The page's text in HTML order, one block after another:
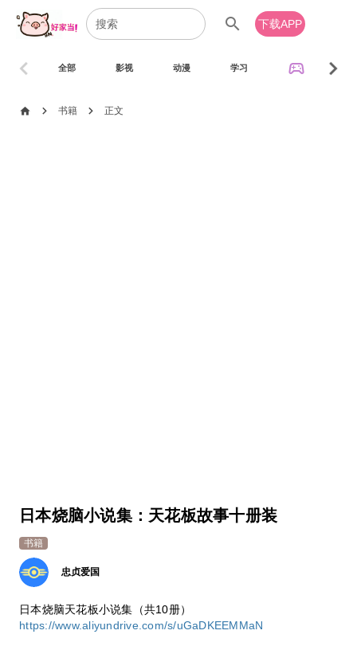
search 下载APP
全部 影视 动漫 学习 sports_esports
chevron_left chevron_right
home chevron_right 书籍 chevron_right 正文
日本烧脑小说集：天花板故事十册装
书籍
忠贞爱国
日本烧脑天花板小说集（共10册）
https://www.aliyundrive.com/s/uGaDKEEMMaN